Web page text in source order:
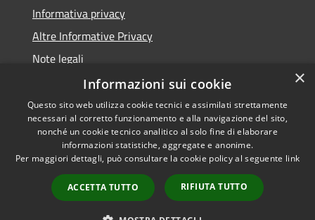
Informativa privacy
Altre Informative Privacy
Note legali
Dichiarazione di accessibilità
RSS
Accessibilità
Copyright © 2026 • Comune di
Municipium•
Accesso
redazione
×
Informazioni sui cookie
Questo sito web utilizza cookie tecnici e assimilati strettamente
necessari al corretto funzionamento e alla navigazione del sito,
nonché un cookie tecnico analitico al solo fine di elaborare
informazioni statistiche, aggregate e anonime.
Per maggiori dettagli, può consultare la cookie policy al seguente link
ACCETTA TUTTO RIFIUTA TUTTO